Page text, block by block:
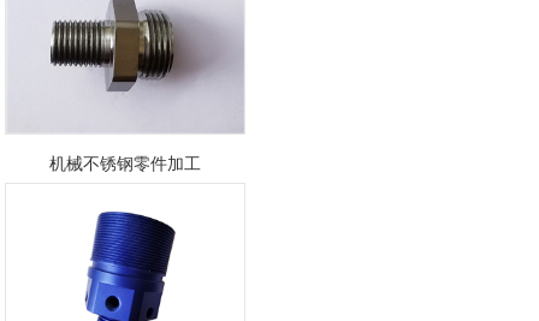
机械不锈钢零件加工